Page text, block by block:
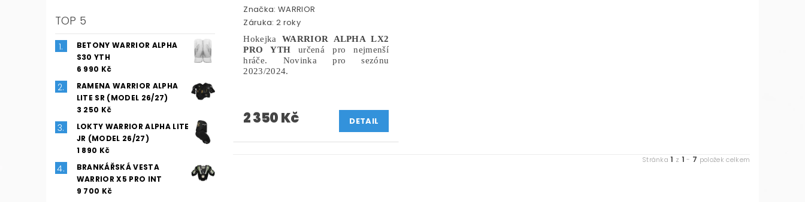
TOP 5
BETONY WARRIOR ALPHA
S30 YTH
6 990 Kč
RAMENA WARRIOR ALPHA
LITE SR (MODEL 26/27)
3 250 Kč
LOKTY WARRIOR ALPHA LITE
JR (MODEL 26/27)
1 890 Kč
BRANKÁŘSKÁ VESTA
WARRIOR X5 PRO INT
9 700 Kč
Značka: WARRIOR
Záruka: 2 roky
Hokejka WARRIOR ALPHA LX2
PRO YTH určená pro nejmenší
hráče. Novinka pro sezónu
2023/2024.
2 350 Kč DETAIL
Stránka1 z 1 - 7 položek celkem